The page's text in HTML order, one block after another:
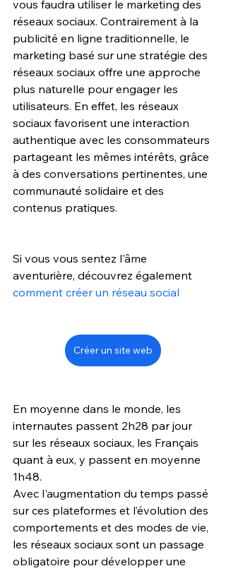
vous faudra utiliser le marketing des
réseaux sociaux. Contrairement à la
publicité en ligne traditionnelle, le
marketing basé sur une stratégie des
réseaux sociaux offre une approche
plus naturelle pour engager les
utilisateurs. En effet, les réseaux
sociaux favorisent une interaction
authentique avec les consommateurs
partageant les mêmes intérêts, grâce
à des conversations pertinentes, une
communauté solidaire et des
contenus pratiques.
Si vous vous sentez l'âme
aventurière, découvrez également
comment créer un réseau social
Créer un site web
En moyenne dans le monde, les
internautes passent 2h28 par jour
sur les réseaux sociaux, les Français
quant à eux, y passent en moyenne
1h48.
Avec l'augmentation du temps passé
sur ces plateformes et l’évolution des
comportements et des modes de vie,
les réseaux sociaux sont un passage
obligatoire pour développer une